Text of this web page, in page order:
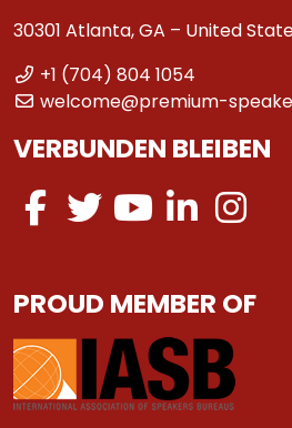
30301 Atlanta, GA – United
+1 (704) 804 1054
welcome@premium-
VERBUNDEN BLEIBEN
PROUD MEMBER OF